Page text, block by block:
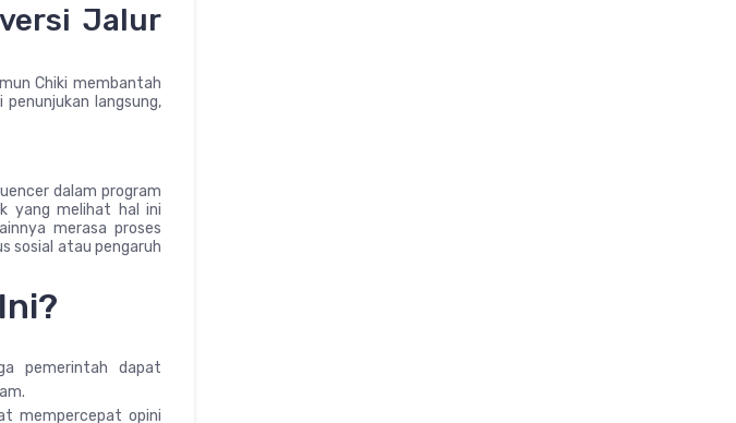
Jalur
Chiki membantah
langsung,
dalam program
yang melihat hal ini
merasa proses
sosial atau pengaruh
pemerintah dapat
mempercepat opini